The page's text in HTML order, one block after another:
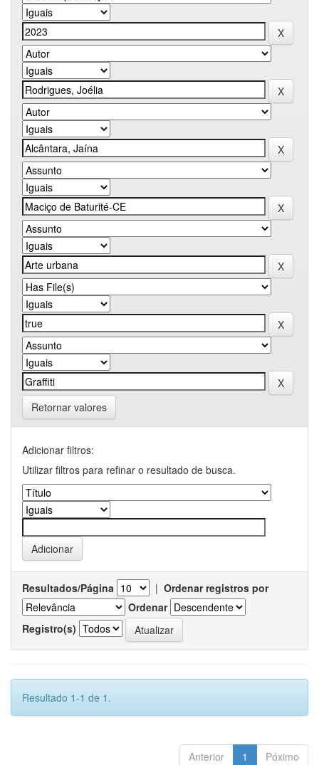
Retornar valores
Adicionar filtros:
Utilizar filtros para refinar o resultado de busca.
Resultados/Página | Ordenar registros por
Ordenar
Registro(s)
Resultado 1-1 de 1.
Anterior 1 Póximo